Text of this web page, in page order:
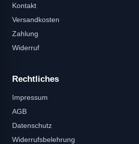
Kontakt
Versandkosten
Zahlung
Widerruf
Rechtliches
Impressum
AGB
Datenschutz
Widerrufsbelehrung